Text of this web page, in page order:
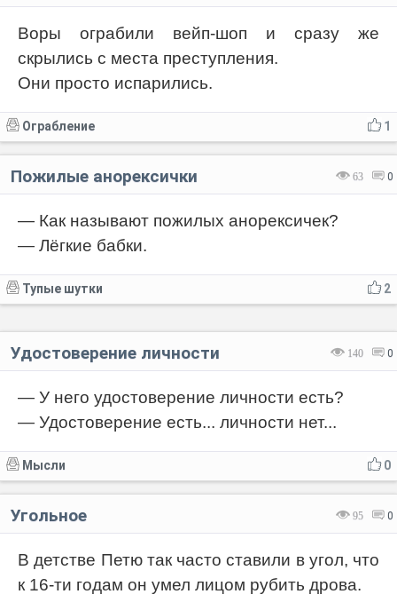
Воры ограбили вейп-шоп и сразу же
скрылись с места преступления.
Они просто испарились.
1
Ограбление
63 0
Пожилые анорексички
— Как называют пожилых анорексичек?
— Лёгкие бабки.
2
Тупые шутки
140 0
Удостоверение личности
— У него удостоверение личности есть?
— Удостоверение есть... личности нет...
0
Мысли
95 0
Угольное
В детстве Петю так часто ставили в угол, что
к 16-ти годам он умел лицом рубить дрова.